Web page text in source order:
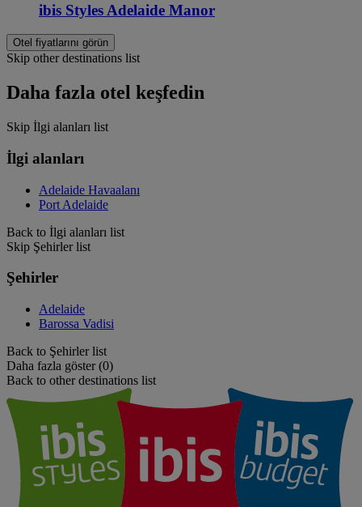
ibis Styles Adelaide Manor
Otel fiyatlarını görün
Skip other destinations list
Daha fazla otel keşfedin
Skip İlgi alanları list
İlgi alanları
Adelaide Havaalanı
Port Adelaide
Back to İlgi alanları list
Skip Şehirler list
Şehirler
Adelaide
Barossa Vadisi
Back to Şehirler list
Daha fazla göster (0)
Back to other destinations list